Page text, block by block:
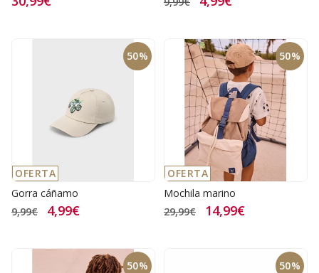
50%
OFERTA
Gorra cáñamo
9,99€
4,99€
50%
OFERTA
Mochila marino
29,99€
14,99€
50% 50%